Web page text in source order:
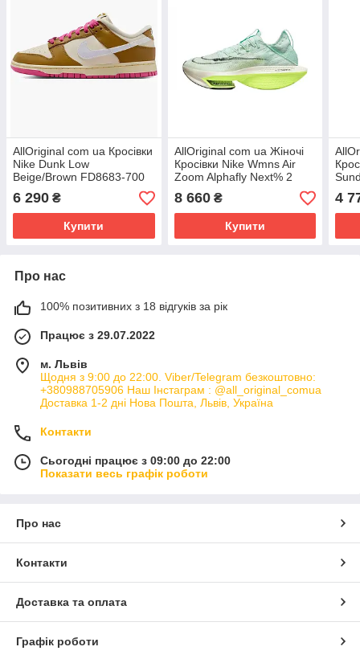
AllOriginal com ua Кросівки
Nike Dunk Low
Beige/Brown FD8683-700
РОЗМІРИ ЗАПИТУЙТЕ
6 290 ₴
Купити
AllOriginal com ua Жіночі
Кросівки Nike Wmns Air
Zoom Alphafly Next% 2
DV9425-300 (Оригінал)
РОЗМІРИ ЗАПИТУЙТЕ
8 660₴
Купити
4
Про нас
100% позитивних з 18 відгуків за рік
Працює з 29.07.2022
м. Львів
Щодня з 9:00 до 22:00. Viber/Telegram безкоштовно:
+380988705906 Наш Інстаграм : @all_original_comua
Доставка 1-2 дні Нова Пошта, Львів, Україна
Контакти
Сьогодні працює з 09:00 до 22:00
Показати весь графік роботи
Про нас
Контакти
Доставка та оплата
Графік роботи